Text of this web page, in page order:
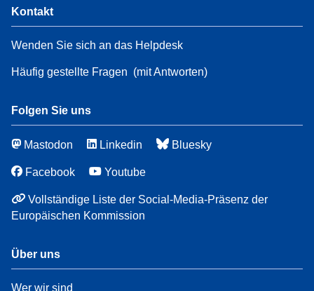
Kontakt
Wenden Sie sich an das Helpdesk
Häufig gestellte Fragen (mit Antworten)
Folgen Sie uns
Mastodon Linkedin Bluesky
Facebook Youtube
Vollständige Liste der Social-Media-Präsenz der
Europäischen Kommission
Über uns
Wer wir sind